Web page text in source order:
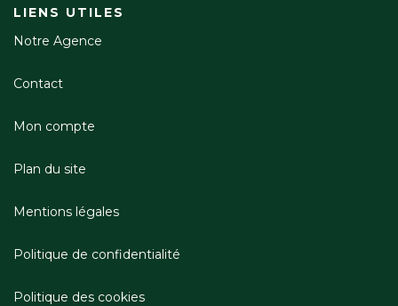
LIENS UTILES
Notre Agence
Contact
Mon compte
Plan du site
Mentions légales
Politique de confidentialité
Politique des cookies